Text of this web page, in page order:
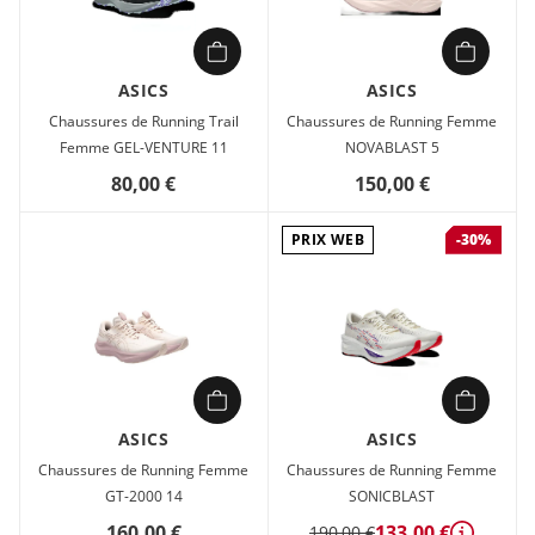
ASICS
Chaussures de Running Trail
Femme GEL-VENTURE 11
80,00 €
ASICS
Chaussures de Running Femme
NOVABLAST 5
150,00 €
ASICS
Chaussures de Running Femme
GT-2000 14
PRIX WEB -30%
ASICS
Chaussures de Running Femme
SONICBLAST